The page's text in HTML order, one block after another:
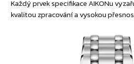
Každý prvek specifikace AIKONu
kvalitou zpracování a vysokou